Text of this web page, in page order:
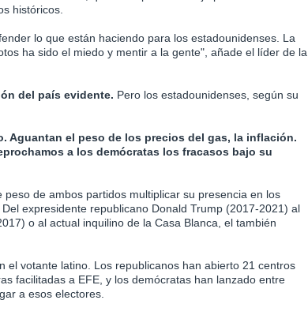
históricos.
lo que están haciendo para los estadounidenses. La
ha sido el miedo y mentir a la gente", añade el líder de la
del país evidente. Pero los estadounidenses, según su
Aguantan el peso de los precios del gas, la inflación.
a los demócratas los fracasos bajo su
de ambos partidos multiplicar su presencia en los
expresidente republicano Donald Trump (2017-2021) al
o al actual inquilino de la Casa Blanca, el también
el votante latino. Los republicanos han abierto 21 centros
facilitadas a EFE, y los demócratas han lanzado entre
a esos electores.